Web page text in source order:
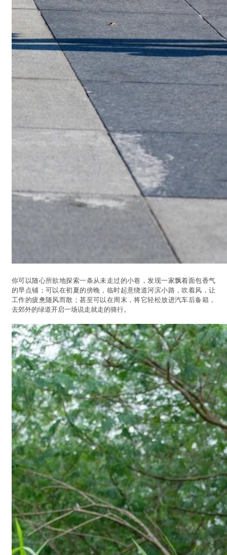
你可以随心所欲地探索一条从未走过的小巷，发现一家飘着面包香气
的早点铺；可以在初夏的傍晚，临时起意绕道河滨小路，吹着风，让
工作的疲惫随风而散；甚至可以在周末，将它轻松放进汽车后备箱，
去郊外的绿道开启一场说走就走的骑行。